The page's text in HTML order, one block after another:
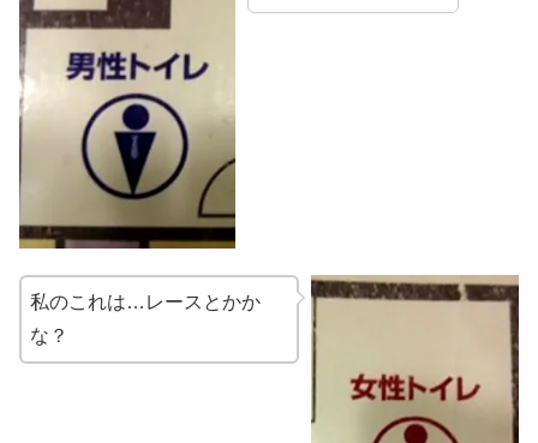
私のこれは…レースとかか
な？